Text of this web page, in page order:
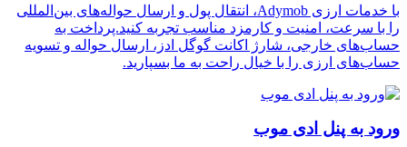
با خدمات ارزی Adymob، انتقال پول و ارسال حواله‌های بین‌المللی
را با سرعت، امنیت و کارمزد مناسب تجربه کنید.پرداخت به
حساب‌های خارجی، شارژ اکانت گوگل ادز، ارسال حواله و تسویه
حساب‌های ارزی را با خیال راحت به ما بسپارید.
ورود به پنل ادی موب